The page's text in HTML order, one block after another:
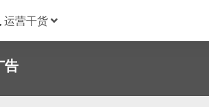
运营干货
告